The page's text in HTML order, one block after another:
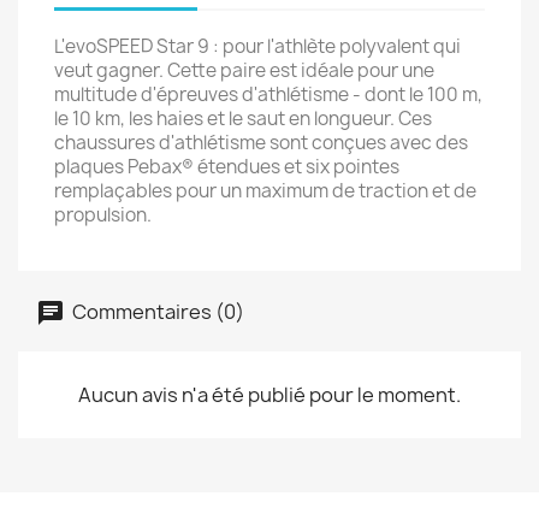
L'evoSPEED Star 9 : pour l'athlète polyvalent qui
veut gagner. Cette paire est idéale pour une
multitude d'épreuves d'athlétisme - dont le 100 m,
le 10 km, les haies et le saut en longueur. Ces
chaussures d'athlétisme sont conçues avec des
plaques Pebax® étendues et six pointes
remplaçables pour un maximum de traction et de
propulsion.
Commentaires (0)
Aucun avis n'a été publié pour le moment.